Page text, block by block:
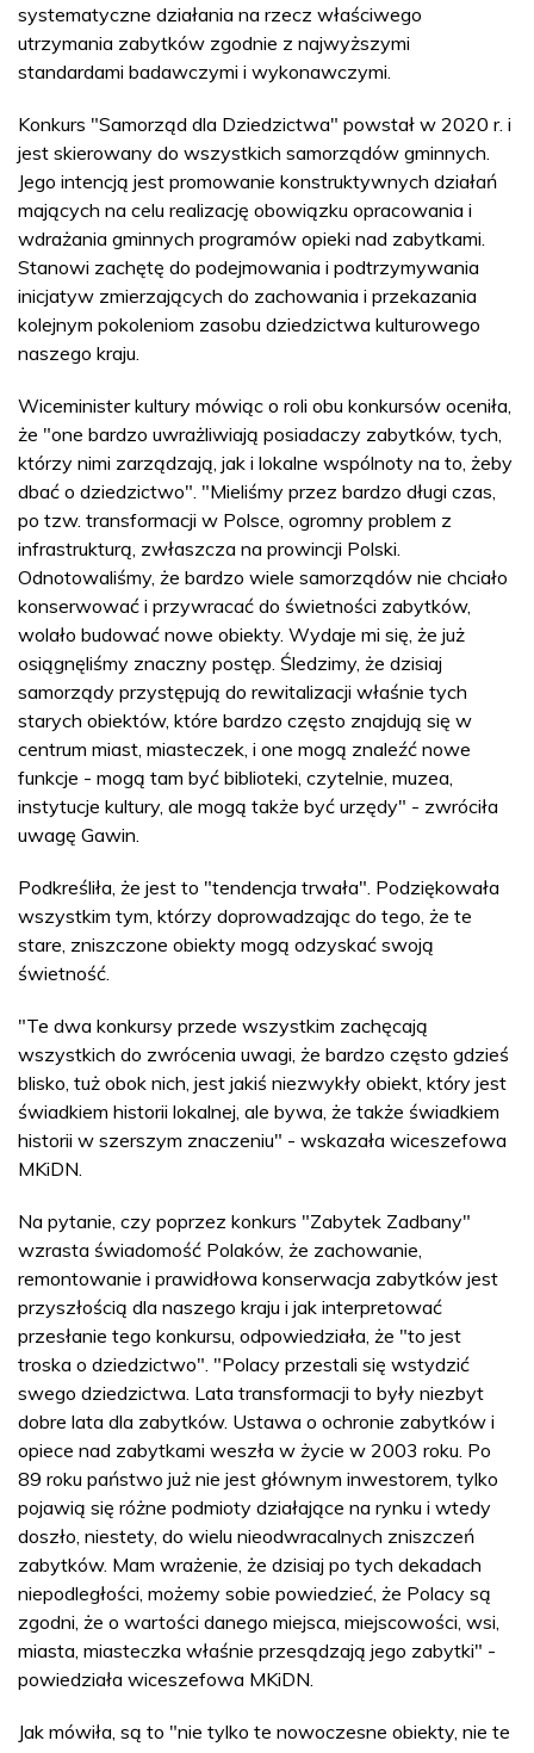
systematyczne działania na rzecz właściwego
utrzymania zabytków zgodnie z najwyższymi
standardami badawczymi i wykonawczymi.
Konkurs "Samorząd dla Dziedzictwa" powstał w 2020 r. i
jest skierowany do wszystkich samorządów gminnych.
Jego intencją jest promowanie konstruktywnych działań
mających na celu realizację obowiązku opracowania i
wdrażania gminnych programów opieki nad zabytkami.
Stanowi zachętę do podejmowania i podtrzymywania
inicjatyw zmierzających do zachowania i przekazania
kolejnym pokoleniom zasobu dziedzictwa kulturowego
naszego kraju.
Wiceminister kultury mówiąc o roli obu konkursów oceniła,
że "one bardzo uwrażliwiają posiadaczy zabytków, tych,
którzy nimi zarządzają, jak i lokalne wspólnoty na to, żeby
dbać o dziedzictwo". "Mieliśmy przez bardzo długi czas,
po tzw. transformacji w Polsce, ogromny problem z
infrastrukturą, zwłaszcza na prowincji Polski.
Odnotowaliśmy, że bardzo wiele samorządów nie chciało
konserwować i przywracać do świetności zabytków,
wolało budować nowe obiekty. Wydaje mi się, że już
osiągnęliśmy znaczny postęp. Śledzimy, że dzisiaj
samorządy przystępują do rewitalizacji właśnie tych
starych obiektów, które bardzo często znajdują się w
centrum miast, miasteczek, i one mogą znaleźć nowe
funkcje - mogą tam być biblioteki, czytelnie, muzea,
instytucje kultury, ale mogą także być urzędy" - zwróciła
uwagę Gawin.
Podkreśliła, że jest to "tendencja trwała". Podziękowała
wszystkim tym, którzy doprowadzając do tego, że te
stare, zniszczone obiekty mogą odzyskać swoją
świetność.
"Te dwa konkursy przede wszystkim zachęcają
wszystkich do zwrócenia uwagi, że bardzo często gdzieś
blisko, tuż obok nich, jest jakiś niezwykły obiekt, który jest
świadkiem historii lokalnej, ale bywa, że także świadkiem
historii w szerszym znaczeniu" - wskazała wiceszefowa
MKiDN.
Na pytanie, czy poprzez konkurs "Zabytek Zadbany"
wzrasta świadomość Polaków, że zachowanie,
remontowanie i prawidłowa konserwacja zabytków jest
przyszłością dla naszego kraju i jak interpretować
przesłanie tego konkursu, odpowiedziała, że "to jest
troska o dziedzictwo". "Polacy przestali się wstydzić
swego dziedzictwa. Lata transformacji to były niezbyt
dobre lata dla zabytków. Ustawa o ochronie zabytków i
opiece nad zabytkami weszła w życie w 2003 roku. Po
89 roku państwo już nie jest głównym inwestorem, tylko
pojawią się różne podmioty działające na rynku i wtedy
doszło, niestety, do wielu nieodwracalnych zniszczeń
zabytków. Mam wrażenie, że dzisiaj po tych dekadach
niepodległości, możemy sobie powiedzieć, że Polacy są
zgodni, że o wartości danego miejsca, miejscowości, wsi,
miasta, miasteczka właśnie przesądzają jego zabytki" -
powiedziała wiceszefowa MKiDN.
Jak mówiła, są to "nie tylko te nowoczesne obiekty, nie te